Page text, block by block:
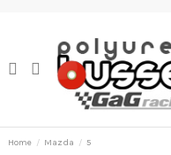
Home Mazda 5